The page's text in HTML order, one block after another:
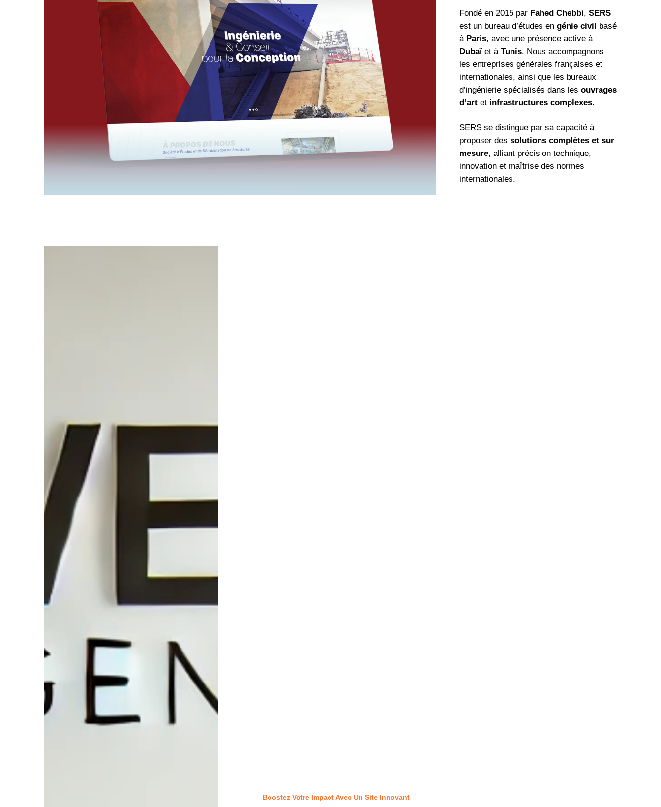
Boostez Votre Impact Avec Un Site Innovant
Fondé en 2015 par Fahed Chebbi, SERS
est un bureau d’études en génie civil basé
à Paris, avec une présence active à
Dubaïet à Tunis. Nous accompagnons
les entreprises générales françaises et
internationales, ainsi que les bureaux
d’ingénierie spécialisés dans les ouvrages
d’artet infrastructures complexes.
SERS se distingue par sa capacité à
proposer des solutions complètes et sur
mesure, alliant précision technique,
innovation et maîtrise des normes
internationales.